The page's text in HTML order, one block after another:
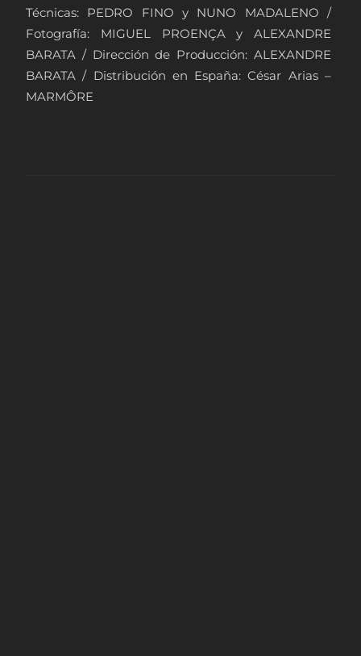
Técnicas: PEDRO FINO y NUNO MADALENO /
Fotografía: MIGUEL PROENÇA y ALEXANDRE
BARATA / Dirección de Producción: ALEXANDRE
BARATA / Distribución en España: César Arias –
MARMÔRE